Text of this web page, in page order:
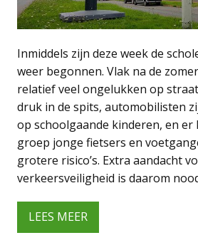
Inmiddels zijn deze week de
weer begonnen. Vlak na de
relatief veel ongelukken op
druk in de spits, automobilisten
op schoolgaande kinderen, en er
groep jonge fietsers en
grotere risico’s. Extra aandacht
verkeersveiligheid is daarom
LEES MEER